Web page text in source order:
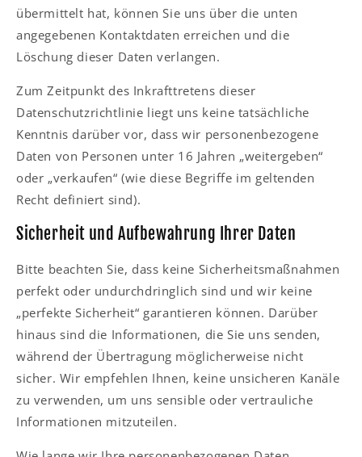
übermittelt hat, können Sie uns über die unten
angegebenen Kontaktdaten erreichen und die
Löschung dieser Daten verlangen.
Zum Zeitpunkt des Inkrafttretens dieser
Datenschutzrichtlinie liegt uns keine tatsächliche
Kenntnis darüber vor, dass wir personenbezogene
Daten von Personen unter 16 Jahren „weitergeben“
oder „verkaufen“ (wie diese Begriffe im geltenden
Recht definiert sind).
Sicherheit und Aufbewahrung Ihrer Daten
Bitte beachten Sie, dass keine Sicherheitsmaßnahmen
perfekt oder undurchdringlich sind und wir keine
„perfekte Sicherheit“ garantieren können. Darüber
hinaus sind die Informationen, die Sie uns senden,
während der Übertragung möglicherweise nicht
sicher. Wir empfehlen Ihnen, keine unsicheren Kanäle
zu verwenden, um uns sensible oder vertrauliche
Informationen mitzuteilen.